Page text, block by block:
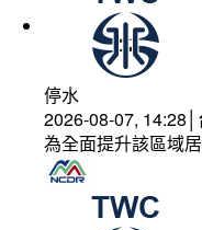
停水
2026-08-07,
為全面提升該區域